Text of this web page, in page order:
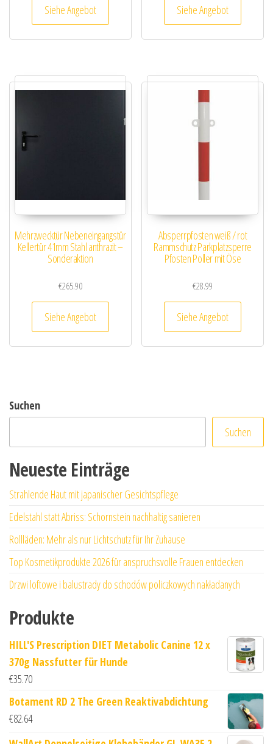
Siehe Angebot Siehe Angebot
Mehrzwecktür Nebeneingangstür
Kellertür 41mm Stahl anthrazit –
Sonderaktion
€265.90
Siehe Angebot
Absperrpfosten weiß / rot
Rammschutz Parkplatzsperre
Pfosten Poller mit Öse
€28.99
Siehe Angebot
Suchen
Suchen
Neueste Einträge
Strahlende Haut mit japanischer Gesichtspflege
Edelstahl statt Abriss: Schornstein nachhaltig sanieren
Rollläden: Mehr als nur Lichtschutz für Ihr Zuhause
Top Kosmetikprodukte 2026 für anspruchsvolle Frauen entdecken
Drzwi loftowe i balustrady do schodów policzkowych nakładanych
Produkte
HILL'S Prescription DIET Metabolic Canine 12 x
370g Nassfutter für Hunde
€35.70
Botament RD 2 The Green Reaktivabdichtung
€82.64